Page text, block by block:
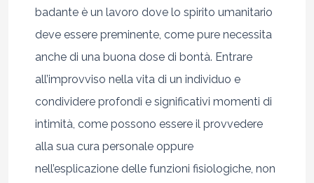
badante è un lavoro dove lo spirito umanitario
deve essere preminente, come pure necessita
anche di una buona dose di bontà. Entrare
all’improvviso nella vita di un individuo e
condividere profondi e significativi momenti di
intimità, come possono essere il provvedere
alla sua cura personale oppure
nell’esplicazione delle funzioni fisiologiche, non